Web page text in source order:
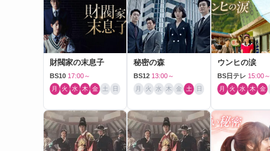
財閥家の末息子
BS10 17:00～
月 火 水 木 金 土 日
秘密の森
BS12 13:00～
月 火 水 木 金 土 日
ウンヒの涙
BS日テレ 15:00～
月 火 水 木 金